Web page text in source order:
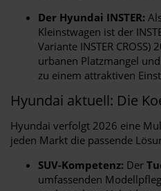
Der Hyundai INSTER:
Kleinstwagen ist der
Variante INSTER
urbanen Platzmangel
zu einem attraktiven
Hyundai aktuell: Die
Hyundai verfolgt 2026 eine
jeden Markt die passende
SUV-Kompetenz: Der
umfassenden